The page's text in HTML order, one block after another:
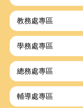
教務處專區
學務處專區
總務處專區
輔導處專區